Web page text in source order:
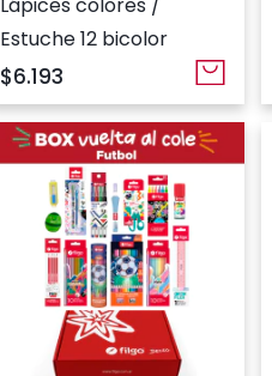
Estuche 12 bicolor
$6.193